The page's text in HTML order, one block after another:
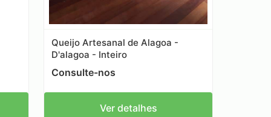
Queijo Artesanal de Alagoa -
D'alagoa - Inteiro
Consulte-nos
Ver detalhes